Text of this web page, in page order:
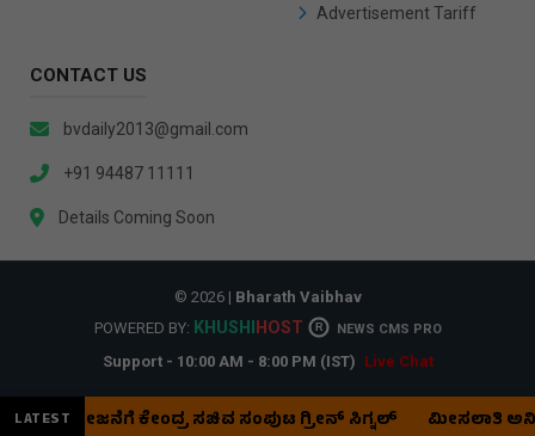
Advertisement Tariff
CONTACT US
bvdaily2013@gmail.com
+91 94487 11111
Details Coming Soon
© 2026 | Bharath Vaibhav
POWERED BY: KHUSHI HOST R NEWS CMS PRO
Support - 10:00 AM - 8:00 PM (IST) Live Chat
LATEST
ಯೋಜನೆಗೆ ಕೇಂದ್ರ ಸಚಿವ ಸಂಪುಟ ಗ್ರೀನ್ ಸಿಗ್ನಲ್ ಮೀಸಲಾತಿ